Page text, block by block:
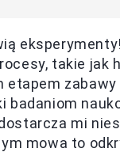
takie jak
mi
mowa to